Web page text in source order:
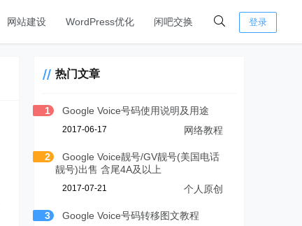
网站建设 WordPress优化 闲吧交换 登录
热门文章
1 Google Voice号码使用说明及用途
2017-06-17 网络教程
2
Google Voice靓号/GV靓号(美国电话
靓号)出售 含尾4A及以上
2017-07-21 个人原创
3 Google Voice号码转移图文教程